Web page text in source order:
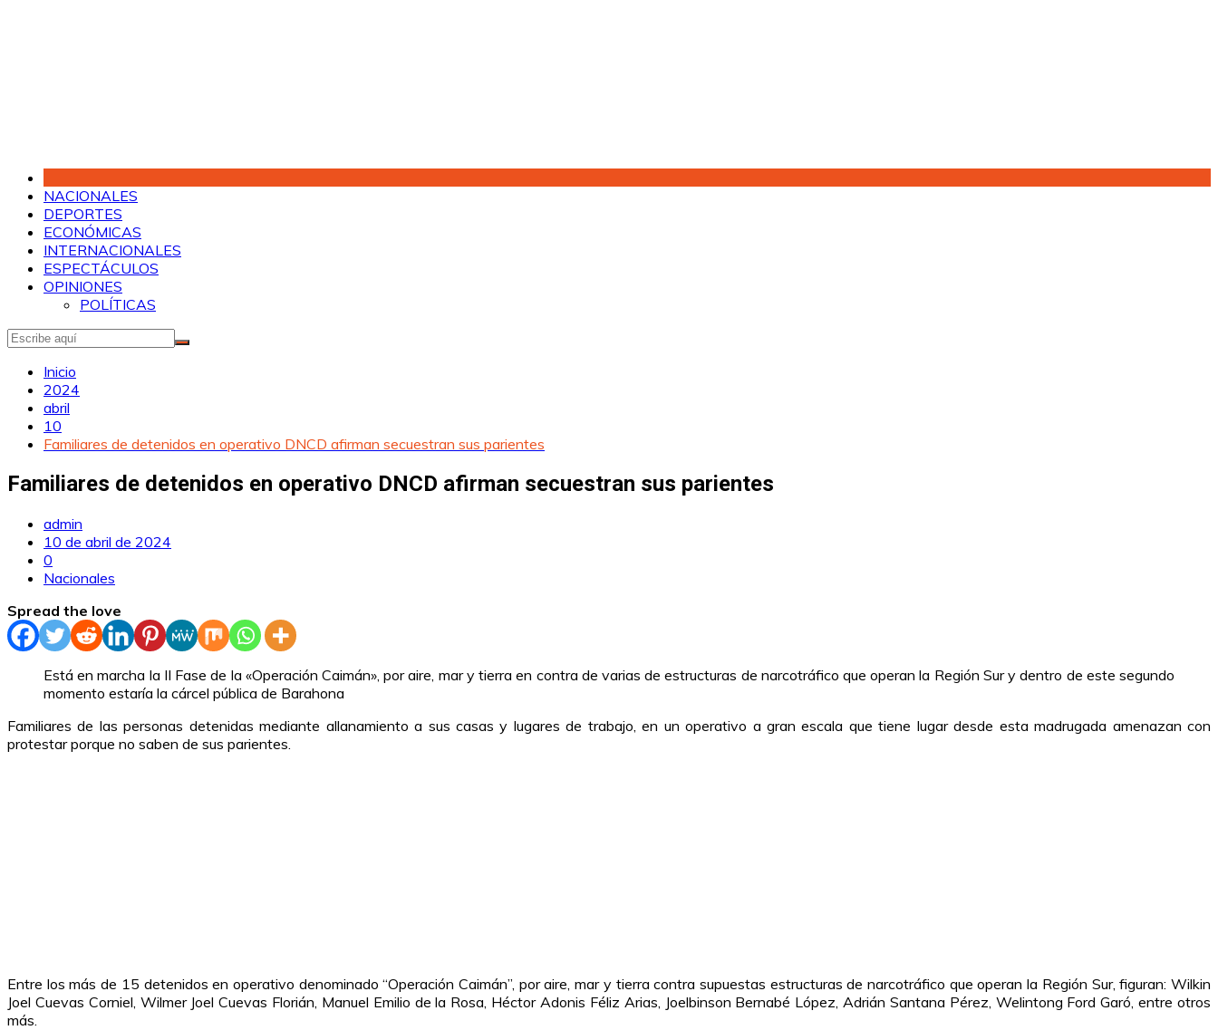
NACIONALES
DEPORTES
ECONÓMICAS
INTERNACIONALES
ESPECTÁCULOS
OPINIONES
POLÍTICAS
Inicio
2024
abril
10
Familiares de detenidos en operativo DNCD afirman secuestran sus parientes
Familiares de detenidos en operativo DNCD afirman secuestran sus parientes
admin
10 de abril de 2024
0
Nacionales
Spread the love
Está en marcha la II Fase de la «Operación Caimán», por aire, mar y tierra en contra de varias de estructuras de narcotráfico que operan la Región Sur y dentro de este segundo
momento estaría la cárcel pública de Barahona
Familiares de las personas detenidas mediante allanamiento a sus casas y lugares de trabajo, en un operativo a gran escala que tiene lugar desde esta madrugada amenazan con
protestar porque no saben de sus parientes.
Entre los más de 15 detenidos en operativo denominado “Operación Caimán”, por aire, mar y tierra contra supuestas estructuras de narcotráfico que operan la Región Sur, figuran: Wilkin
Joel Cuevas Corniel, Wilmer Joel Cuevas Florián, Manuel Emilio de la Rosa, Héctor Adonis Féliz Arias, Joelbinson Bernabé López, Adrián Santana Pérez, Welintong Ford Garó, entre otros
más.